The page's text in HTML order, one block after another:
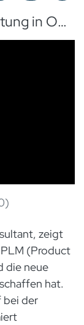
Einfache Preislistenverwaltung in Odoo
)
zeigt
(Product
die neue
hat.
bei der